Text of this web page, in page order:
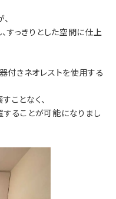
すっきりとした空間に仕上
付きネオレストを使用する
ことなく、
ることが可能になりまし